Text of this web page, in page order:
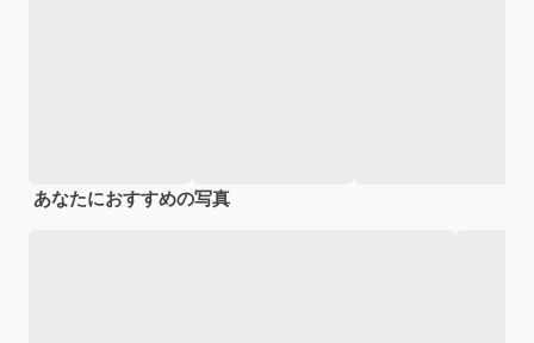
あなたにおすすめの写真